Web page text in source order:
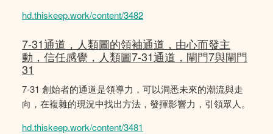
hd.thiskeep.work/content/3482
7-31通道，人類圖的領袖通道，由心而發主
動，信任感覺，人類圖7-31通道，閘門7與閘門
31
7-31 創始者的通道是領導力，可以洞悉未來的潮流與走
向，在複雜的現況中找出方法，發揮影響力，引領眾人。
hd.thiskeep.work/content/3481